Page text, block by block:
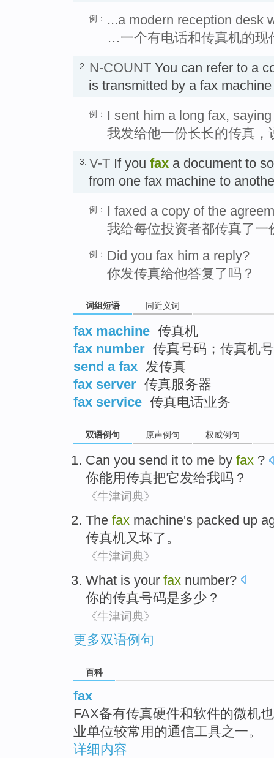
例：
...a modern reception desk
…一个有电话和传真机的现
2. N-COUNT You can refer to a
is transmitted by a fax
例：
I sent him a long fax,
我发给他一份长长的传真，
3. V-T If you fax a document to
from one fax machine to
例：
I faxed a copy of the
我给每位投资者都传真了一
例： Did you fax him a reply?
你发传真给他答复了吗？
词组短语 同近义词
fax machine 传真机
fax number 传真号码；传真机号
send a fax 发传真
fax server 传真服务器
fax service 传真电话业务
双语例句 原声例句 权威例句
Can you send it to me by fax ?
你能用传真把它发给我吗？
《牛津词典》
The fax machine's packed up
传真机又 坏了 。
《牛津词典》
What is your fax number?
你的传真号码是多少？
《牛津词典》
更多双语例句
百科
fax
FAX备有传真硬件和软件的微机
业单位较常用的通信工具之一。
详细内容